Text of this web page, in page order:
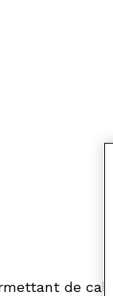
de